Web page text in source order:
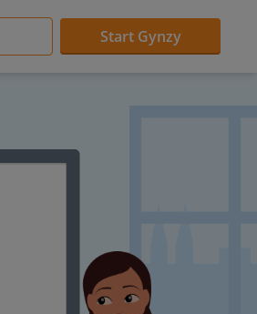
Start Gynzy